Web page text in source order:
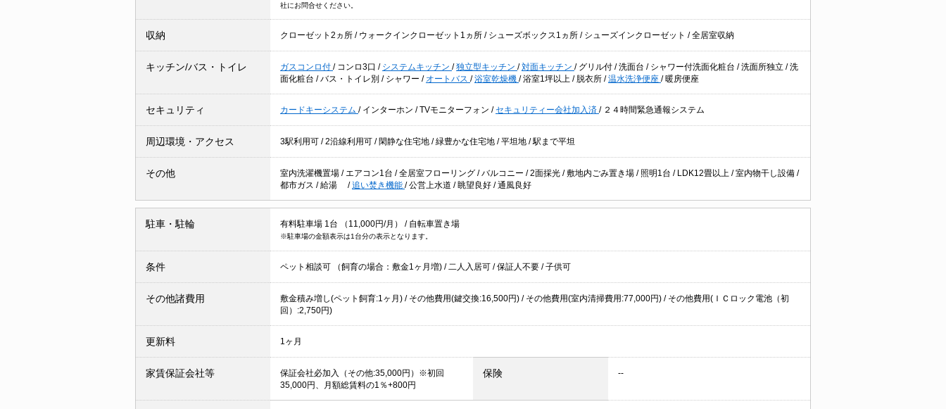
社にお問合せください。
収納 クローゼット2ヵ所 / ウォークインクローゼット1ヵ所 / シューズボックス1ヵ所 / シューズインクローゼット /全居室収納
キッチン/バス・トイレ ガスコンロ付 / コンロ3口 / システムキッチン /独立型キッチン /対面キッチン / グリル付 /洗面台 / シャワー付洗面化粧台 /洗面所独立 /洗
面化粧台 /バス・トイレ別 / シャワー / オートバス /浴室乾燥機 /浴室1坪以上 / 脱衣所 /温水洗浄便座 / 暖房便座
セキュリティ カードキーシステム / インターホン /TVモニターフォン /セキュリティー会社加入済 / ２４時間緊急通報システム
周辺環境・アクセス 3駅利用可 /2沿線利用可 / 閑静な住宅地 /緑豊かな住宅地 /平坦地 /駅まで平坦
その他 室内洗濯機置場 / エアコン1台 /全居室フローリング /バルコニー /2面採光 /敷地内ごみ置き場 / 照明1台 / LDK12畳以上 /室内物干し設備 /
都市ガス /給湯 /追い焚き機能 /公営上水道 / 眺望良好 /通風良好
駐車・駐輪 有料駐車場 1台 （11,000円/月） / 自転車置き場
※駐車場の金額表示は1台分の表示となります。
条件 ペット相談可 （飼育の場合：敷金1ヶ月増) / 二人入居可 /保証人不要 /子供可
その他諸費用
敷金積み増し(ペット飼育:1ヶ月) / その他費用(鍵交換:16,500円) / その他費用(室内清掃費用:77,000円) / その他費用(ＩＣロック電池（初
回）:2,750円)
更新料 1ヶ月
家賃保証会社等
保証会社必加入（その他:35,000円）※初回
35,000円、月額総賃料の1％+800円
保険 --